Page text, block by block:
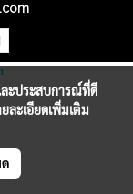
ละประสบการณ์ที่ดี
ละเอียดเพิ่มเติม